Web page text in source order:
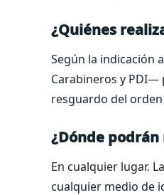
¿Quiénes
Según la indicación
Carabineros y PDI—
resguardo del
¿Dónde
En cualquier lugar.
cualquier medio de